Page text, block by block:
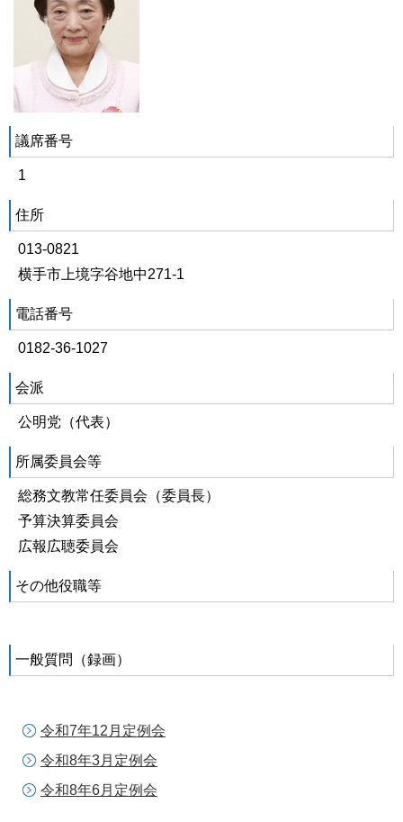
議席番号
1
住所
013-0821
横手市上境字谷地中271-1
電話番号
0182-36-1027
会派
公明党（代表）
所属委員会等
総務文教常任委員会（委員長）
予算決算委員会
広報広聴委員会
その他役職等
一般質問（録画）
令和7年12月定例会
令和8年3月定例会
令和8年6月定例会